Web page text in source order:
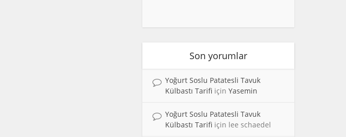
Son yorumlar
Yoğurt Soslu Patatesli Tavuk
Külbastı Tarifi için Yasemin
Yoğurt Soslu Patatesli Tavuk
Külbastı Tarifi için lee schaedel